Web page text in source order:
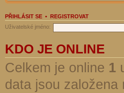
PŘIHLÁSIT SE • REGISTROVAT
Uživatelské jméno:
KDO JE ONLINE
Celkem je online 1
data jsou